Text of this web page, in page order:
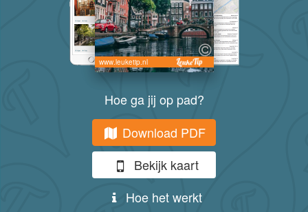
www.leuketip.nl
Hoe ga jij op pad?
Download PDF
Bekijk kaart
Hoe het werkt